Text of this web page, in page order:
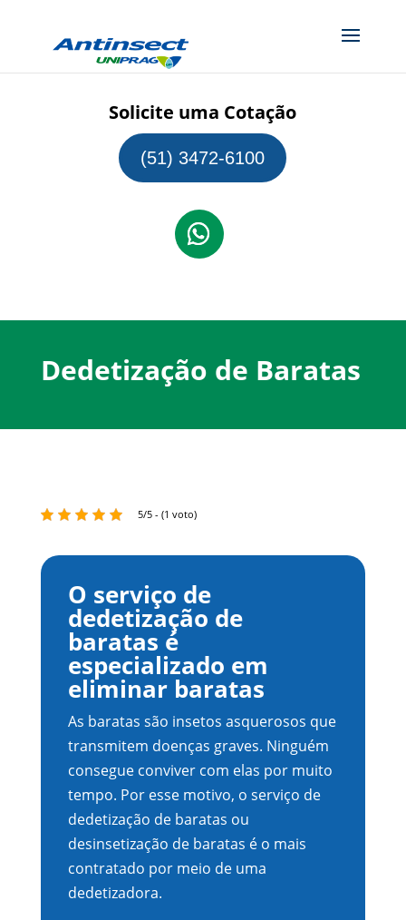
Solicite uma Cotação
(51) 3472-6100
Dedetização de Baratas
5/5 - (1 voto)
O serviço de
dedetização de
baratas é
especializado em
eliminar baratas
As baratas são insetos asquerosos que
transmitem doenças graves. Ninguém
consegue conviver com elas por muito
tempo. Por esse motivo, o serviço de
dedetização de baratas ou
desinsetização de baratas é o mais
contratado por meio de uma
dedetizadora.